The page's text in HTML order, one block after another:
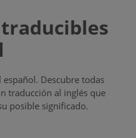
Descubre todas
traducción al inglés que
posible significado.